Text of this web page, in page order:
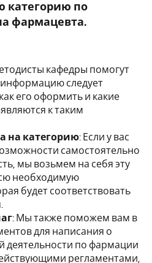
категорию по
фармацевта.
кафедры помогут
следует
его оформить и какие
к таким
на категорию: Если у вас
самостоятельно
мы возьмем на себя эту
необходимую
будет соответствовать
: Мы также поможем вам в
для написания о
деятельности по фармации
регламентами,